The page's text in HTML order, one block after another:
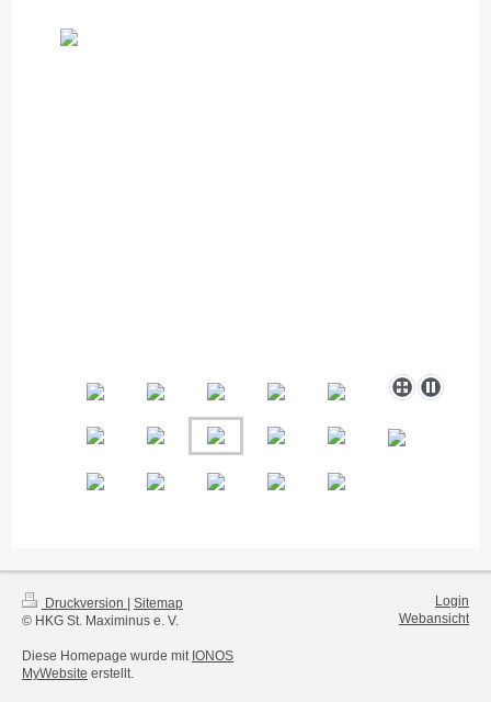
Druckversion
Sitemap
© HKG St. Maximinus e. V.
Diese Homepage wurde mit IONOS
MyWebsite erstellt.
Login
Webansicht